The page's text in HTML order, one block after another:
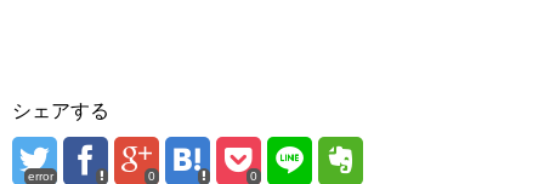
シェアする
error 0 0